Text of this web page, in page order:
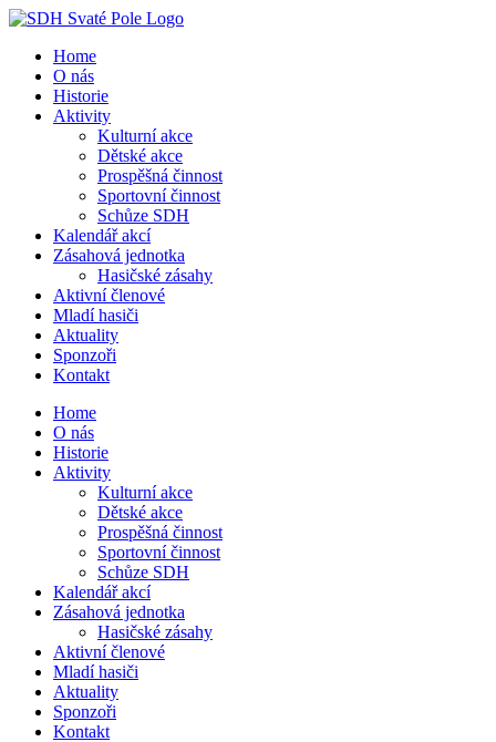
Přeskočit
obsah
Home
O nás
Historie
Aktivity
Kulturní akce
Dětské akce
Prospěšná činnost
Sportovní činnost
Schůze SDH
Kalendář akcí
Zásahová jednotka
Hasičské zásahy
Aktivní členové
Mladí hasiči
Aktuality
Sponzoři
Kontakt
Home
O nás
Historie
Aktivity
Kulturní akce
Dětské akce
Prospěšná činnost
Sportovní činnost
Schůze SDH
Kalendář akcí
Zásahová jednotka
Hasičské zásahy
Aktivní členové
Mladí hasiči
Aktuality
Sponzoři
Kontakt